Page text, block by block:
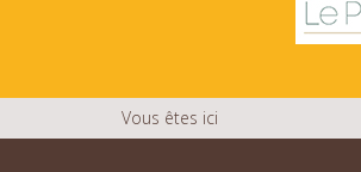
Vous êtes ici